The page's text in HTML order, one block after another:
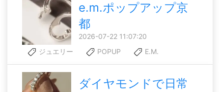
e.m.ポップアップ京
都
2026-07-22 11:07:20
ジュエリー
POPUP E.M.
ダイヤモンドで日常